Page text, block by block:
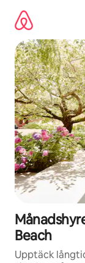
innehåll
Beach
Upptäck